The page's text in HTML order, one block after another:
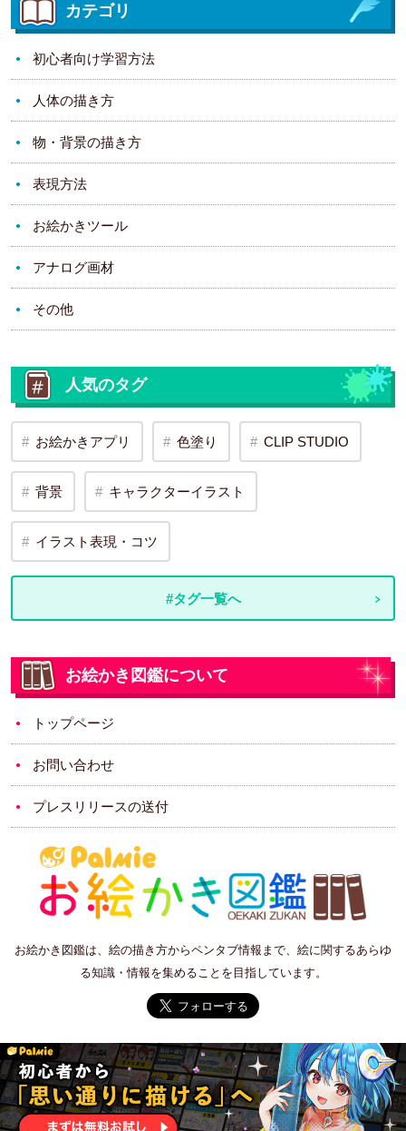
カテゴリ
初心者向け学習方法
人体の描き方
物・背景の描き方
表現方法
お絵かきツール
アナログ画材
その他
人気のタグ
お絵かきアプリ 色塗り CLIP STUDIO
背景 キャラクターイラスト
イラスト表現・コツ
#タグ一覧へ
お絵かき図鑑について
トップページ
お問い合わせ
プレスリリースの送付
お絵かき図鑑は、絵の描き方からペンタブ情報まで、絵に関するあらゆ
る知識・情報を集めることを目指しています。